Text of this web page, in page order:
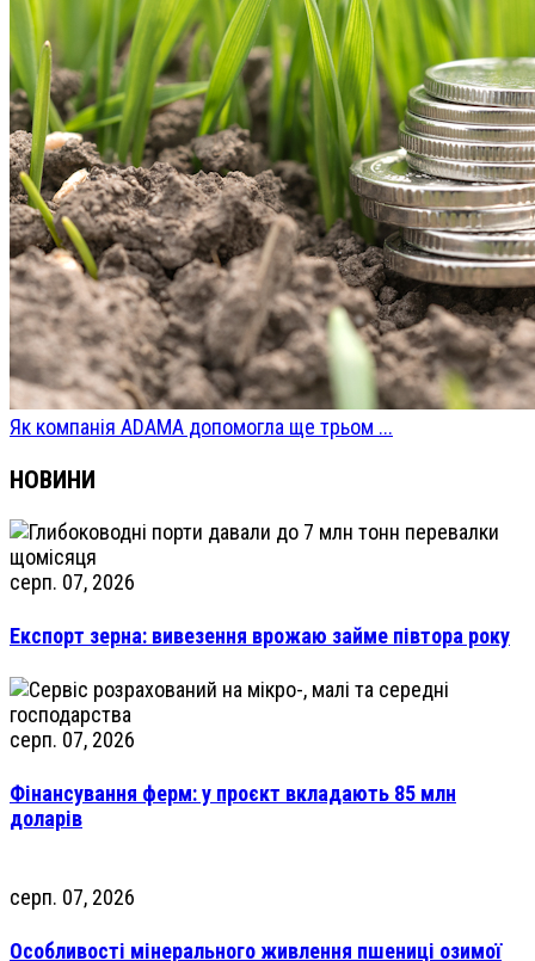
Як компанія ADAMA допомогла ще трьом ...
НОВИНИ
серп. 07, 2026
Експорт зерна: вивезення врожаю займе півтора року
серп. 07, 2026
Фінансування ферм: у проєкт вкладають 85 млн
доларів
серп. 07, 2026
Особливості мінерального живлення пшениці озимої